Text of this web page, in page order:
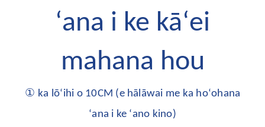
ʻana i ke kāʻei
mahana hou
① ka lōʻihi o 10CM (e hālāwai me ka hoʻohana
ʻana i ke ʻano kino)